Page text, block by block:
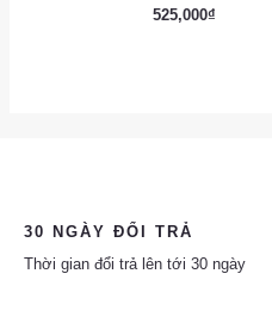
525,000₫
30 NGÀY ĐỔI TRẢ
Thời gian đổi trả lên tới 30 ngày